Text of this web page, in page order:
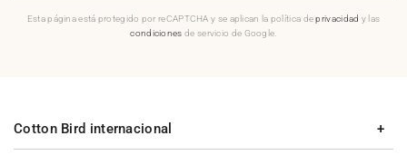
Esta página está protegido por reCAPTCHA y se aplican la política deprivacidad y las
condiciones de servicio de Google.
Cotton Bird internacional